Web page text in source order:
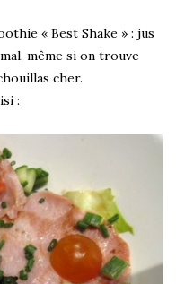
« Best Shake » : jus
même si on trouve
cher.
: